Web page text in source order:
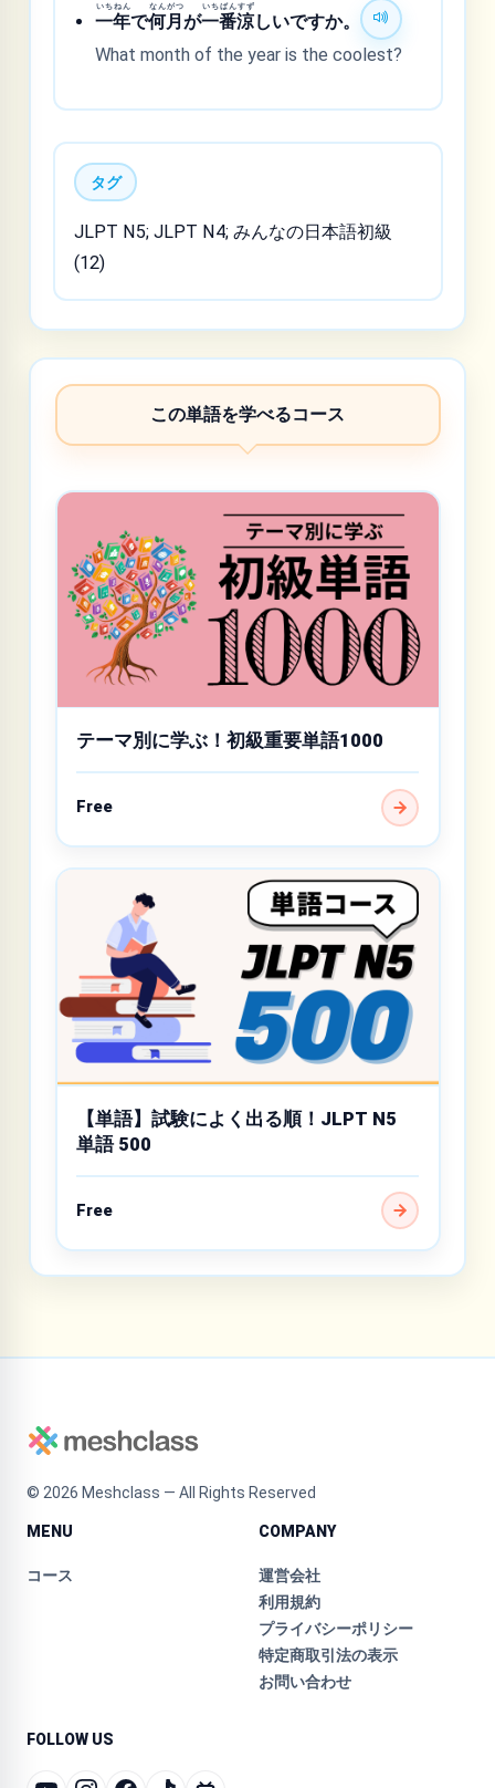
一年
いちねん
で何月
なんがつ
が一番
いちばん
涼
すず
しいですか。
What month of the year is the coolest?
タグ
JLPT N5; JLPT N4; みんなの日本語初級
(12)
この単語を学べるコース
テーマ別に学ぶ！初級重要単語1000
Free
【単語】試験によく出る順！JLPT N5
単語 500
Free
© 2026 Meshclass — All Rights Reserved
MENU
コース
COMPANY
運営会社
利用規約
プライバシーポリシー
特定商取引法の表示
お問い合わせ
FOLLOW US